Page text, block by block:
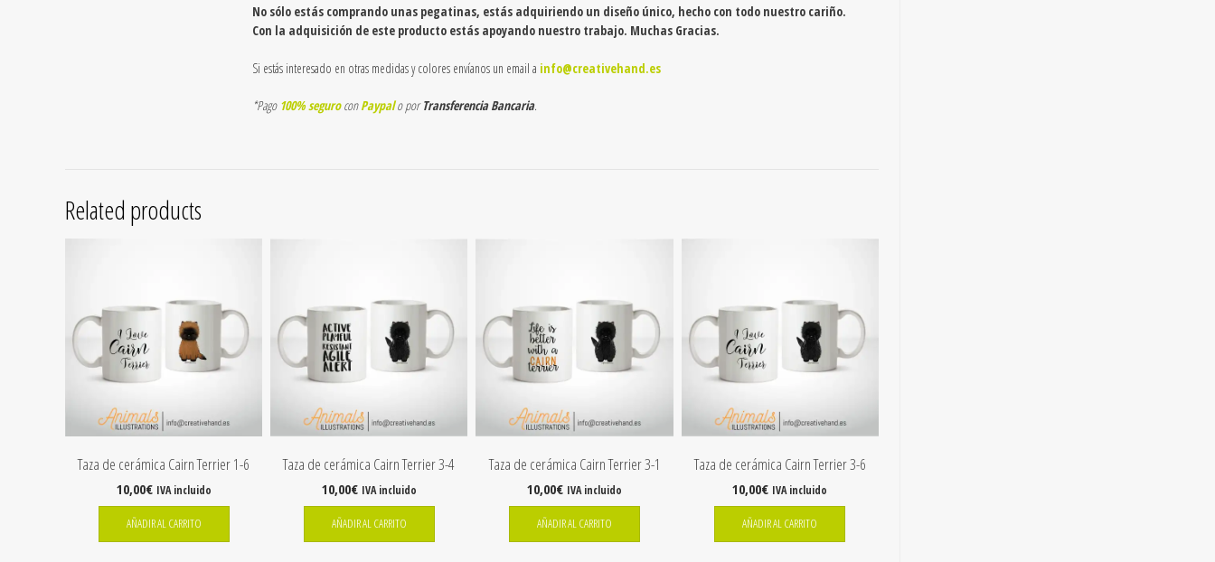
No sólo estás comprando unas pegatinas, estás adquiriendo un diseño único, hecho con todo nuestro cariño.
Con la adquisición de este producto estás apoyando nuestro trabajo. Muchas Gracias.
Si estás interesado en otras medidas y colores envíanos un email a info@creativehand.es
*Pago 100% seguroconPaypalo porTransferencia Bancaria.
Related products
Taza de cerámica Cairn Terrier 1-6
10,00€ IVA incluido
AÑADIR AL CARRITO
Taza de cerámica Cairn Terrier 3-4
10,00€ IVA incluido
AÑADIR AL CARRITO
Taza de cerámica Cairn Terrier 3-1
10,00€ IVA incluido
AÑADIR AL CARRITO
Taza de cerámica Cairn Terrier 3-6
10,00€ IVA incluido
AÑADIR AL CARRITO